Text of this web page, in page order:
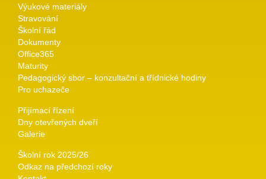
Výukové materiály
Stravování
Školní řád
Dokumenty
Office365
Maturity
Pedagogický sbor – konzultační a třídnické hodiny
Pro uchazeče
Přijímací řízení
Dny otevřených dveří
Galerie
Školní rok 2025/26
Odkaz na předchozí roky